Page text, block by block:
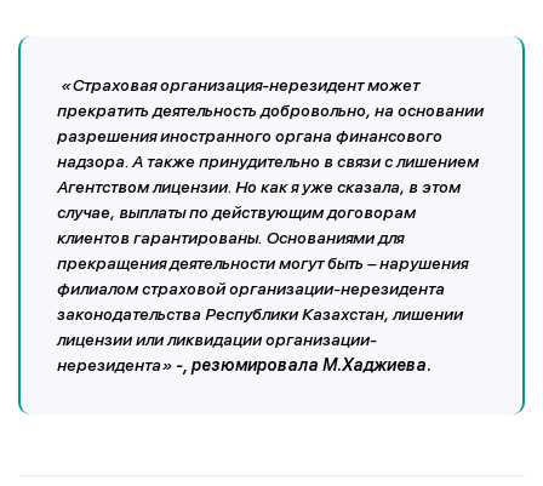
«Страховая организация-нерезидент может
прекратить деятельность добровольно, на основании
разрешения иностранного органа финансового
надзора. А также принудительно в связи с лишением
Агентством лицензии. Но как я уже сказала, в этом
случае, выплаты по действующим договорам
клиентов гарантированы. Основаниями для
прекращения деятельности могут быть – нарушения
филиалом страховой организации-нерезидента
законодательства Республики Казахстан, лишении
лицензии или ликвидации организации-
нерезидента» -, резюмировала М.Хаджиева.